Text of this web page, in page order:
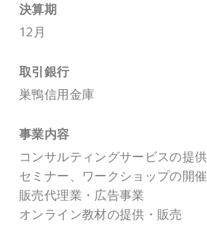
決算期
12月
取引銀行
巣鴨信用金庫
事業内容
コンサルティングサービスの提供
セミナー、ワークショップの開催
販売代理業・広告事業
オンライン教材の提供・販売